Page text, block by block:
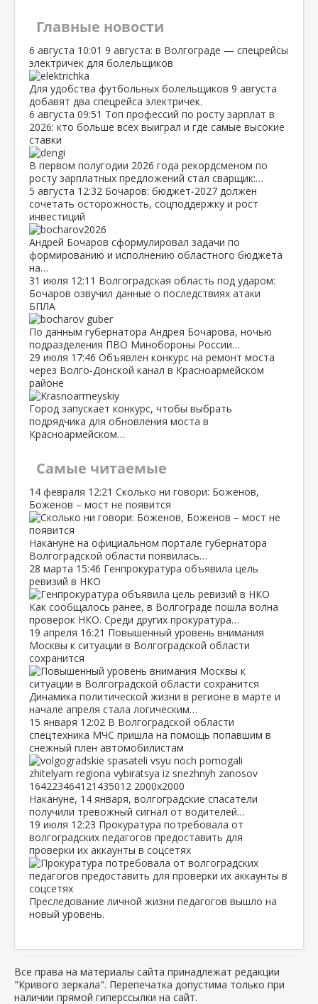
Главные новости
6 августа 10:01 9 августа: в Волгограде — спецрейсы
электричек для болельщиков
Для удобства футбольных болельщиков 9 августа
добавят два спецрейса электричек.
6 августа 09:51 Топ профессий по росту зарплат в
2026: кто больше всех выиграл и где самые высокие
ставки
В первом полугодии 2026 года рекордсменом по
росту зарплатных предложений стал сварщик:…
5 августа 12:32 Бочаров: бюджет‑2027 должен
сочетать осторожность, соцподдержку и рост
инвестиций
Андрей Бочаров сформулировал задачи по
формированию и исполнению областного бюджета
на…
31 июля 12:11 Волгоградская область под ударом:
Бочаров озвучил данные о последствиях атаки
БПЛА
По данным губернатора Андрея Бочарова, ночью
подразделения ПВО Минобороны России…
29 июля 17:46 Объявлен конкурс на ремонт моста
через Волго‑Донской канал в Красноармейском
районе
Город запускает конкурс, чтобы выбрать
подрядчика для обновления моста в
Красноармейском…
Самые читаемые
14 февраля 12:21 Сколько ни говори: Боженов,
Боженов – мост не появится
Накануне на официальном портале губернатора
Волгоградской области появилась…
28 марта 15:46 Генпрокуратура объявила цель
ревизий в НКО
Как сообщалось ранее, в Волгограде пошла волна
проверок НКО. Среди других прокуратура…
19 апреля 16:21 Повышенный уровень внимания
Москвы к ситуации в Волгоградской области
сохранится
Динамика политической жизни в регионе в марте и
начале апреля стала логическим…
15 января 12:02 В Волгоградской области
спецтехника МЧС пришла на помощь попавшим в
снежный плен автомобилистам
Накануне, 14 января, волгоградские спасатели
получили тревожный сигнал от водителей…
19 июля 12:23 Прокуратура потребовала от
волгоградских педагогов предоставить для
проверки их аккаунты в соцсетях
Преследование личной жизни педагогов вышло на
новый уровень.
Все права на материалы сайта принадлежат редакции
"Кривого зеркала". Перепечатка допустима только при
наличии прямой гиперссылки на сайт.